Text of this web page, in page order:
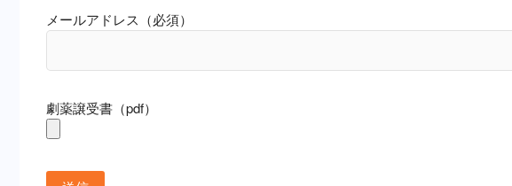
メールアドレス（必須）
劇薬譲受書（pdf）